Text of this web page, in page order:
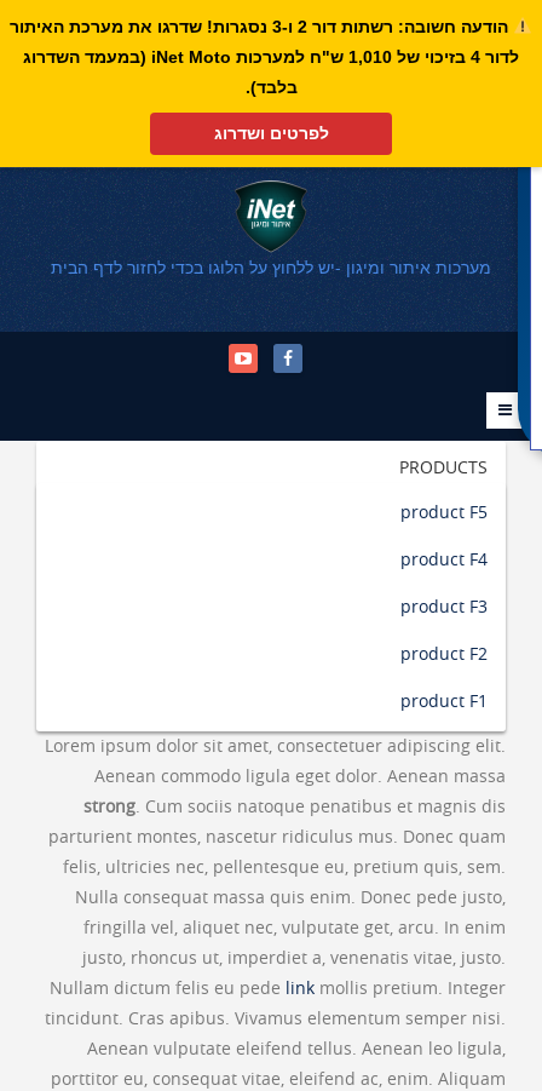
הודעה חשובה: רשתות דור 2 ו-3 נסגרות! שדרגו את מערכת האיתור
לדור 4 בזיכוי של 1,010 ש"ח למערכות iNet Moto (במעמד השדרוג
בלבד).
לפרטים ושדרוג
מערכות איתור ומיגון -יש ללחוץ על הלוגו בכדי לחזור לדף הבית
PRODUCTS
product F5
product F4
product F3
product F2
product F1
Lorem ipsum dolor sit amet, consectetuer adipiscing elit.
Aenean commodo ligula eget dolor. Aenean massa
strong. Cum sociis natoque penatibus et magnis dis
parturient montes, nascetur ridiculus mus. Donec quam
felis, ultricies nec, pellentesque eu, pretium quis, sem.
Nulla consequat massa quis enim. Donec pede justo,
fringilla vel, aliquet nec, vulputate get, arcu. In enim
justo, rhoncus ut, imperdiet a, venenatis vitae, justo.
Nullam dictum felis eu pede link mollis pretium. Integer
tincidunt. Cras apibus. Vivamus elementum semper nisi.
Aenean vulputate eleifend tellus. Aenean leo ligula,
porttitor eu, consequat vitae, eleifend ac, enim. Aliquam